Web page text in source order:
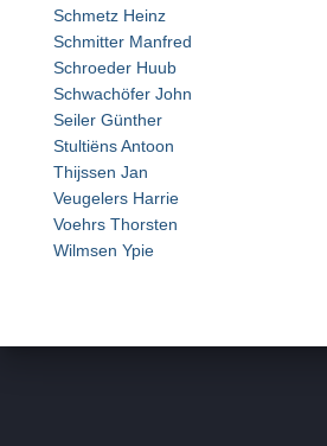
Schmetz Heinz
Schmitter Manfred
Schroeder Huub
Schwachöfer John
Seiler Günther
Stultiëns Antoon
Thijssen Jan
Veugelers Harrie
Voehrs Thorsten
Wilmsen Ypie